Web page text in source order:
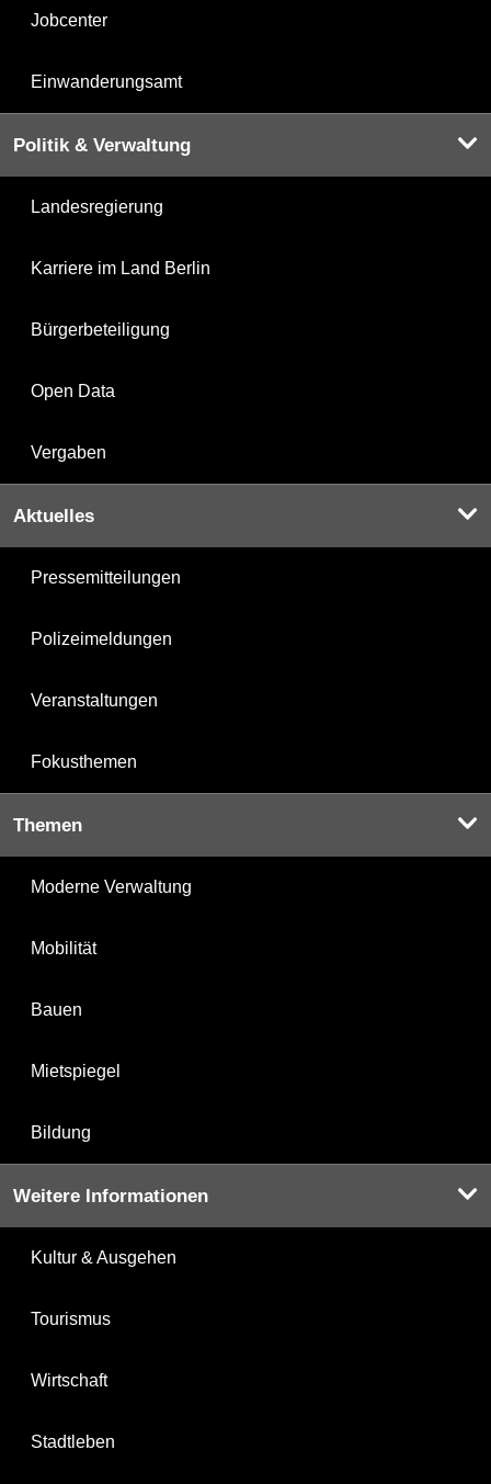
Jobcenter
Einwanderungsamt
Politik & Verwaltung
Landesregierung
Karriere im Land Berlin
Bürgerbeteiligung
Open Data
Vergaben
Aktuelles
Pressemitteilungen
Polizeimeldungen
Veranstaltungen
Fokusthemen
Themen
Moderne Verwaltung
Mobilität
Bauen
Mietspiegel
Bildung
Weitere Informationen
Kultur & Ausgehen
Tourismus
Wirtschaft
Stadtleben